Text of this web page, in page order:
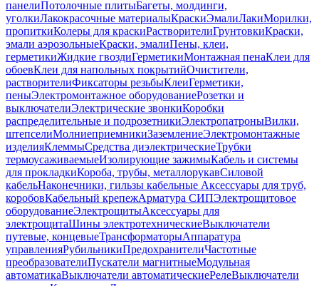
панелиПотолочные плитыБагеты, молдинги,
уголкиЛакокрасочные материалыКраскиЭмалиЛакиМорилки,
пропиткиКолеры для краскиРастворителиГрунтовкиКраски,
эмали аэрозольныеКраски, эмалиПены, клеи,
герметикиЖидкие гвоздиГерметикиМонтажная пенаКлеи для
обоевКлеи для напольных покрытийОчистители,
растворителиФиксаторы резьбыКлеиГерметики,
пеныЭлектромонтажное оборудованиеРозетки и
выключателиЭлектрические звонкиКоробки
распределительные и подрозетникиЭлектропатроныВилки,
штепселиМолниеприемникиЗаземлениеЭлектромонтажные
изделияКлеммыСредства диэлектрическиеТрубки
термоусаживаемыеИзолирующие зажимыКабель и системы
для прокладкиКороба, трубы, металлорукавСиловой
кабельНаконечники, гильзы кабельные Аксессуары для труб,
коробовКабельный крепежАрматура СИПЭлектрощитовое
оборудованиеЭлектрощитыАксессуары для
электрощитаШины электротехническиеВыключатели
путевые, концевыеТрансформаторыАппаратура
управленияРубильникиПредохранителиЧастотные
преобразователиПускатели магнитныеМодульная
автоматикаВыключатели автоматическиеРелеВыключатели